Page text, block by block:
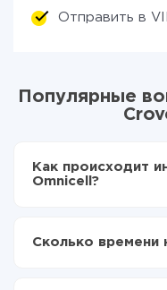
Отправить в
Популярные
Как происходит
Omnicell?
Выбираете какие
Сколько времени